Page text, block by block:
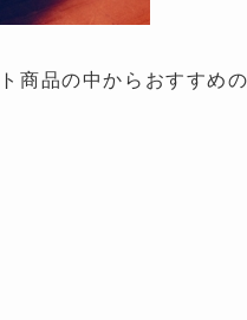
商品の中からおすすめ